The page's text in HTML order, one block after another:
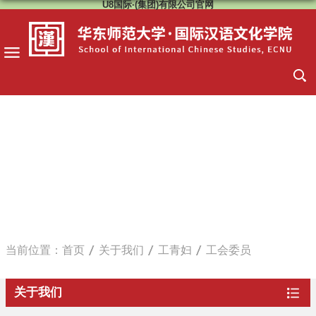
U8国际·(集团)有限公司官网
当前位置： 首页 关于我们 工青妇 工会委员
关于我们